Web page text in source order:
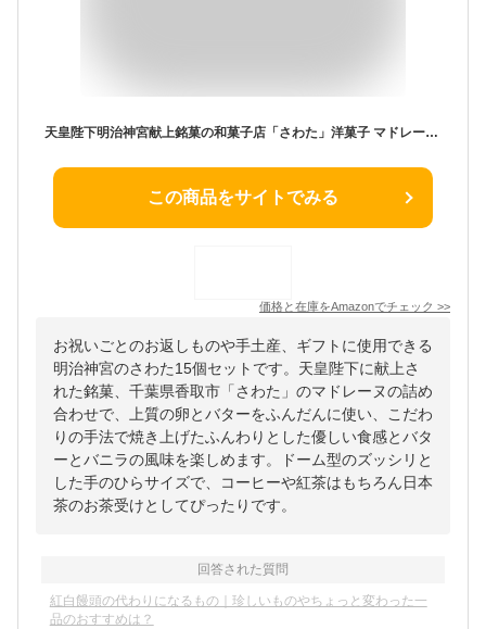
天皇陛下明治神宮献上銘菓の和菓子店「さわた」洋菓子 マドレーヌ 15個 詰め合わせ セット 創業112年 自社製造 個包装 ギフト お歳暮 お中元 母の日 敬老の日 内祝い 贈答品 お歳暮 返礼品 ギフト お中元 お盆 お供え物 母の日の贈り物に ふんわりとした食感 個包装
この商品をサイトでみる
価格と在庫をAmazonでチェック >>
お祝いごとのお返しものや手土産、ギフトに使用できる
明治神宮のさわた15個セットです。天皇陛下に献上さ
れた銘菓、千葉県香取市「さわた」のマドレーヌの詰め
合わせで、上質の卵とバターをふんだんに使い、こだわ
りの手法で焼き上げたふんわりとした優しい食感とバタ
ーとバニラの風味を楽しめます。ドーム型のズッシリと
した手のひらサイズで、コーヒーや紅茶はもちろん日本
茶のお茶受けとしてぴったりです。
回答された質問
紅白饅頭の代わりになるもの｜珍しいものやちょっと変わった一
品のおすすめは？